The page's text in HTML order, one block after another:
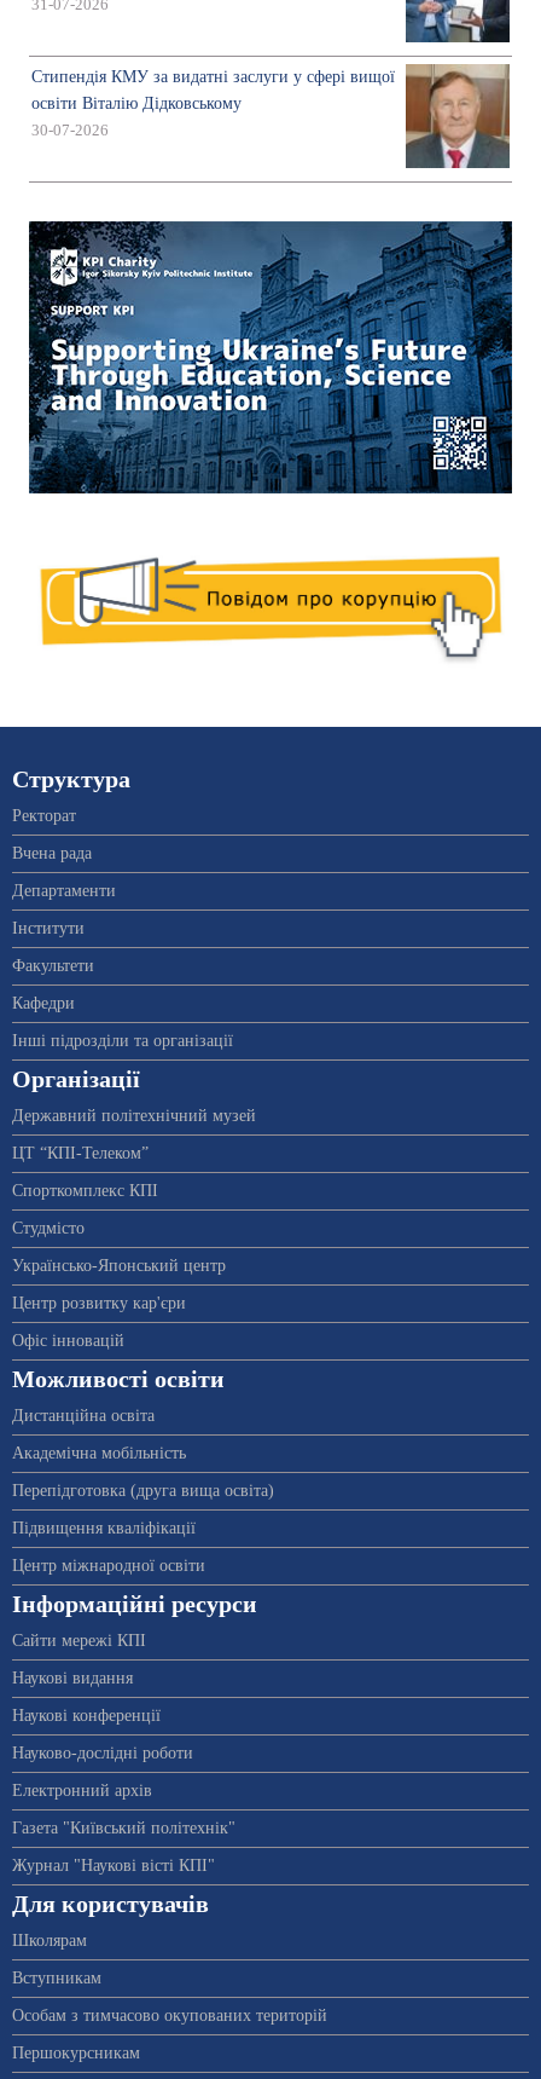
31-07-2026
Стипендія КМУ за видатні заслуги у сфері вищої
освіти Віталію Дідковському
30-07-2026
Структура
Ректорат
Вчена рада
Департаменти
Інститути
Факультети
Кафедри
Інші підрозділи та організації
Організації
Державний політехнічний музей
ЦТ “КПІ-Телеком”
Спорткомплекс КПІ
Студмісто
Українсько-Японський центр
Центр розвитку кар'єри
Офіс інновацій
Можливості освіти
Дистанційна освіта
Академічна мобільність
Перепідготовка (друга вища освіта)
Підвищення кваліфікації
Центр міжнародної освіти
Інформаційні ресурси
Сайти мережі КПІ
Наукові видання
Наукові конференції
Науково-дослідні роботи
Електронний архів
Газета "Київський політехнік"
Журнал "Наукові вісті КПІ"
Для користувачів
Школярам
Вступникам
Особам з тимчасово окупованих територій
Першокурсникам